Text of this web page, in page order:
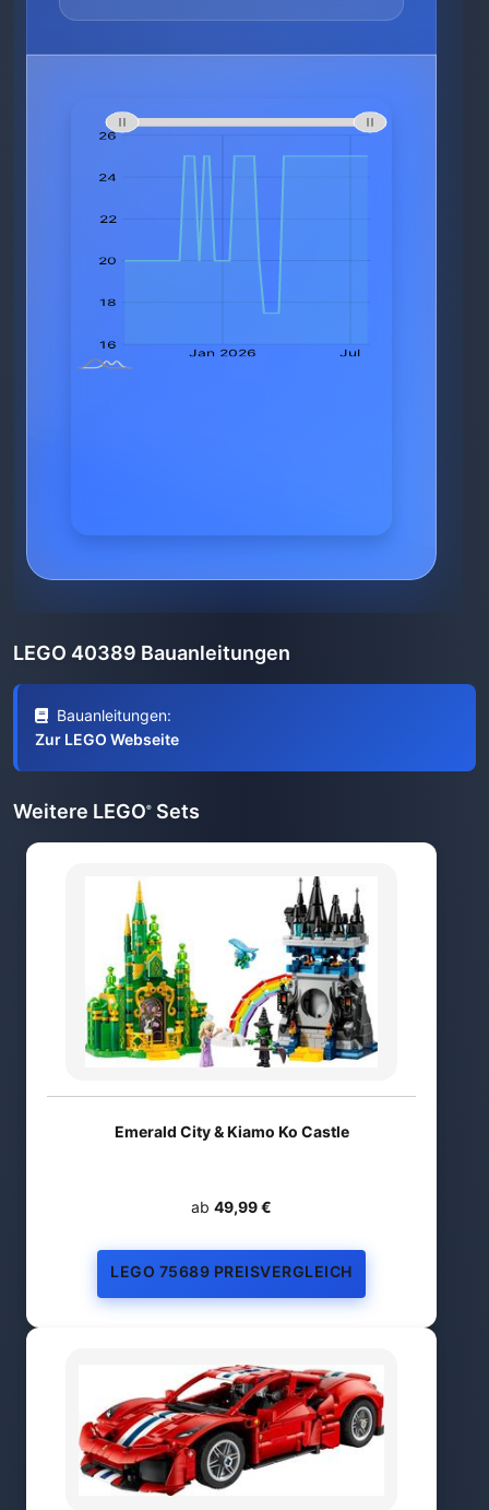
LEGO 40389 Bauanleitungen
Bauanleitungen:
Zur LEGO Webseite
Weitere LEGO® Sets
Emerald City & Kiamo Ko Castle
ab 49,99 €
LEGO 75689 PREISVERGLEICH